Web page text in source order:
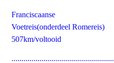
Franciscaanse
Voetreis(onderdeel Romereis)
507km/voltooid